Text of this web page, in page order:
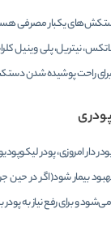
یکبار مصرفی
نیتریل، پلی
راحت پوشیده شدن
دار امروزی، پودر
بیمار شود(اگر در حین
و برای رفع نیاز به